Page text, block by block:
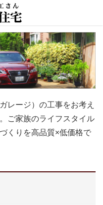
レージ）の工事をお考え
ご家族のライフスタイル
くりを高品質×低価格で